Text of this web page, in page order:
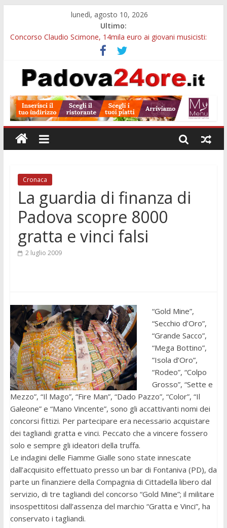
lunedì, agosto 10, 2026
Ultimo:
Concorso Claudio Scimone, 14mila euro ai giovani musicisti:
Notizie di Padova alle ore 10: mobilità comunale, Camera di
Commercio e bus sui Colli
Museo della Natura e dell’Uomo, il 21 agosto visita serale tra
Palazzo Bo, dal 10 al 18 agosto cambia la visita: tour Gio Ponti
e percorso con QR
Notizie di Padova alle ore 23: borse Eni, musei gratuiti e
scadenze universitarie
Cronaca
La guardia di finanza di
Padova scopre 8000
gratta e vinci falsi
2 luglio 2009
“Gold Mine”,
“Secchio d’Oro”,
“Grande Sacco”,
“Mega Bottino”,
”Isola d’Oro”,
“Rodeo”, “Colpo
Grosso”, “Sette e
Mezzo”, “Il Mago”, “Fire Man”, “Dado Pazzo”, “Color”, “Il
Galeone” e “Mano Vincente”, sono gli accattivanti nomi dei
concorsi fittizi. Per partecipare era necessario acquistare
dei tagliandi gratta e vinci. Peccato che a vincere fossero
solo e sempre gli ideatori della truffa.
Le indagini delle Fiamme Gialle sono state innescate
dall’acquisito effettuato presso un bar di Fontaniva (PD), da
parte un finanziere della Compagnia di Cittadella libero dal
servizio, di tre tagliandi del concorso “Gold Mine”; il militare
insospettitosi dall’assenza del marchio “Gratta e Vinci”, ha
conservato i tagliandi.